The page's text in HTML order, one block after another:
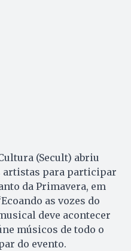
(Secult) abriu
artistas para participar
da Primavera, em
as vozes do
deve acontecer
músicos de todo o
do evento.